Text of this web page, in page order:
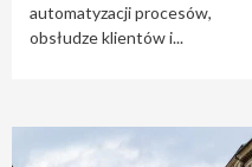
automatyzacji procesów,
obsłudze klientów i...